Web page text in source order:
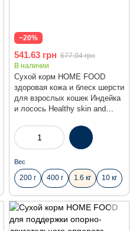
−20%
Сухой корм HOME FOOD
здоровая кожа и блеск шерсти
для взрослых кошек Индейка
и лосось Healthy skin and
541.63 грн 677.04 грн
В наличии
Вес
200 г 400 г 1.6 кг 10 кг